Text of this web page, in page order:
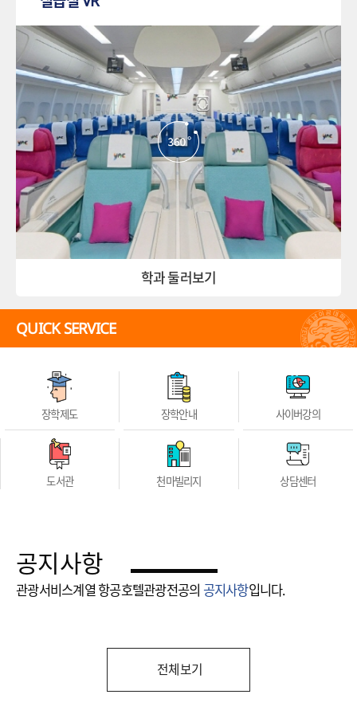
학과 둘러보기
QUICK SERVICE
장학제도 장학안내 사이버강의
도서관 천마빌리지 상담센터
공지사항
관광서비스계열 항공호텔관광전공의 공지사항입니다.
전체보기